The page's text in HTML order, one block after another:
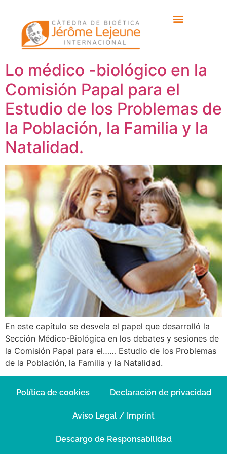
Etiqueta: la Familia y
la Natalidad
Lo médico -biológico en la
Comisión Papal para el
Estudio de los Problemas de
la Población, la Familia y la
Natalidad.
En este capítulo se desvela el papel que desarrolló la
Sección Médico-Biológica en los debates y sesiones de
la Comisión Papal para el…… Estudio de los Problemas
de la Población, la Familia y la Natalidad.
Política de cookies Declaración de privacidad
Aviso Legal / Imprint
Descargo de Responsabilidad